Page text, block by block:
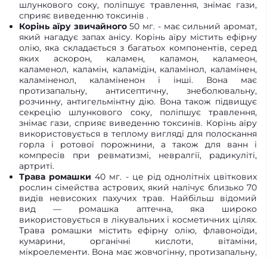
шлункового соку, поліпшує травлення, знімає гази,
сприяє виведенню токсинів .
Корінь аїру звичайного50 мг. - має сильний аромат,
який нагадує запах анісу. Корінь аїру містить ефірну
олію, яка складається з багатьох компонентів, серед
яких аскорон, каламен, каламон, каламеон,
каламенол, каламін, каламідін, каламінол, каламінен,
каламіненол, каламіненон і інші. Вона має
протизапальну, антисептичну, знеболювальну,
розчинну, антигельмінтну дію. Вона також підвищує
секрецію шлункового соку, поліпшує травлення,
знімає гази, сприяє виведенню токсинів. Корінь аїру
використовується в теплому вигляді для полоскання
горла і ротової порожнини, а також для ванн і
компресів при ревматизмі, невралгії, радикуліті,
артриті.
Трава ромашки 40 мг. - це рід однолітніх цвіткових
рослин сімейства астрових, який налічує близько 70
видів невисоких пахучих трав. Найбільш відомий
вид — ромашка аптечна, яка широко
використовується в лікувальних і косметичних цілях.
Трава ромашки містить ефірну олію, флавоноїди,
кумарини, органічні кислоти, вітаміни,
мікроелементи. Вона має жовчогінну, протизапальну,